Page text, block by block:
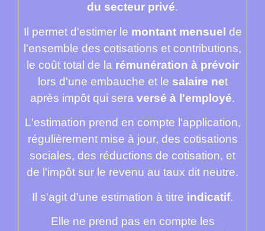
du secteur privé.
Il permet d'estimer le montant mensuel de
l'ensemble des cotisations et contributions,
le coût total de la rémunération à prévoir
lors d'une embauche et le salaire net
après impôt qui sera versé à l'employé.
L'estimation prend en compte l'application,
régulièrement mise à jour, des cotisations
sociales, des réductions de cotisation, et
de l'impôt sur le revenu au taux dit neutre.
Il s'agit d'une estimation à titre indicatif.
Elle ne prend pas en compte les